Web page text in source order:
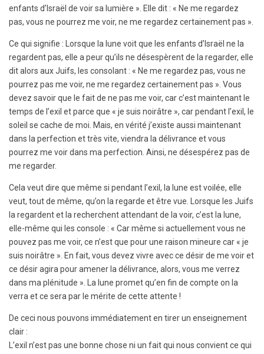
enfants d’Israël de voir sa lumière ». Elle dit : « Ne me regardez
pas, vous ne pourrez me voir, ne me regardez certainement pas ».
Ce qui signifie : Lorsque la lune voit que les enfants d’Israël ne la
regardent pas, elle a peur qu’ils ne désespèrent de la regarder, elle
dit alors aux Juifs, les consolant : « Ne me regardez pas, vous ne
pourrez pas me voir, ne me regardez certainement pas ». Vous
devez savoir que le fait de ne pas me voir, car c’est maintenant le
temps de l’exil et parce que « je suis noirâtre », car pendant l’exil, le
soleil se cache de moi. Mais, en vérité j’existe aussi maintenant
dans la perfection et très vite, viendra la délivrance et vous
pourrez me voir dans ma perfection. Ainsi, ne désespérez pas de
me regarder.
Cela veut dire que même si pendant l’exil, la lune est voilée, elle
veut, tout de même, qu’on la regarde et être vue. Lorsque les Juifs
la regardent et la recherchent attendant de la voir, c’est la lune,
elle-même qui les console : « Car même si actuellement vous ne
pouvez pas me voir, ce n’est que pour une raison mineure car « je
suis noirâtre ». En fait, vous devez vivre avec ce désir de me voir et
ce désir agira pour amener la délivrance, alors, vous me verrez
dans ma plénitude ». La lune promet qu’en fin de compte on la
verra et ce sera par le mérite de cette attente !
De ceci nous pouvons immédiatement en tirer un enseignement
clair :
L’exil n’est pas une bonne chose ni un fait qui nous convient ce qui